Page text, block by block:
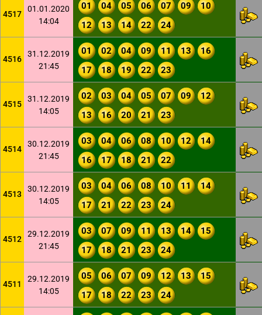
4517
01.01.2020
14:04
01 04 05 06 07 09
10
12
13 14 22 24
4516
31.12.2019
21:45
01 02 04 09 11 13
16
17
18 19 22 23
4515
31.12.2019
14:05
02 03 04 05 07 09
12
13
16 20 21 23
4514
30.12.2019
21:45
03 04 06 08 10 12
14
16
17 18 21 22
4513
30.12.2019
14:05
03 04 06 08 10 11
14
17
21 22 23 24
4512
29.12.2019
21:45
03 07 09 11 13 14
15
17
18 21 23 24
4511
29.12.2019
14:05
05 06 07 09 12 13
15
17
18 22 23 24